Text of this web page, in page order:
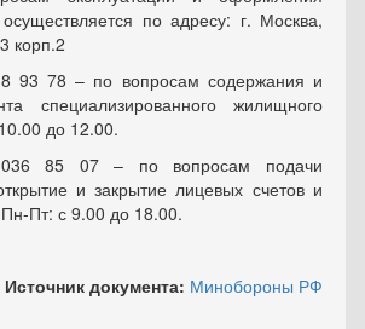
по адресу: г. Москва,
корп.2
93 78 – по вопросам содержания и
специализированного жилищного
до 12.00.
85 07 – по вопросам подачи
и закрытие лицевых счетов и
Пт: с 9.00 до 18.00.
Источник документа: Минобороны РФ